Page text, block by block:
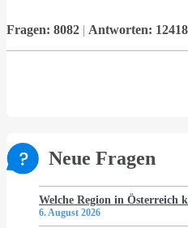
Fragen: 8082 | Antworten: 12418
Neue Fragen
Welche Region in Österreich
6. August 2026